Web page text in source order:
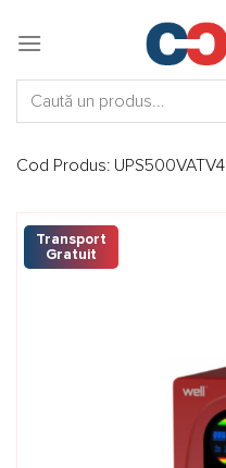
Cod Produs: UPS500VATV4
Transport
Gratuit